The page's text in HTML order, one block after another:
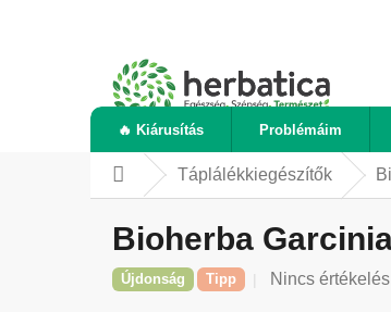
🔥 Kiárusítás Problémáim
KezdőlapTáplálékkiegészítők
Bioherba
Újdonság Tipp
A
Nincs értékelés